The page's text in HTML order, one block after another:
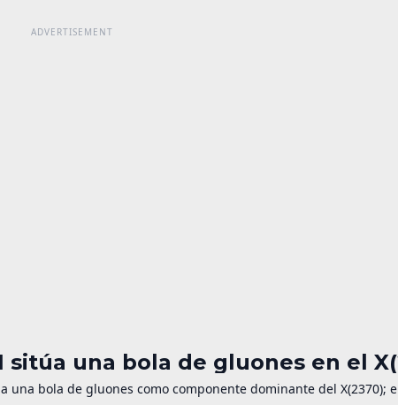
sitúa una bola de gluones en el
una bola de gluones como componente dominante del